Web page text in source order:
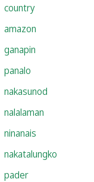
country
amazon
ganapin
panalo
nakasunod
nalalaman
ninanais
nakatalungko
pader